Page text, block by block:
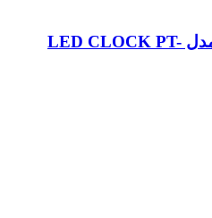
ساعت رومیزی ال ای دی مدل LED CLOCK PT-